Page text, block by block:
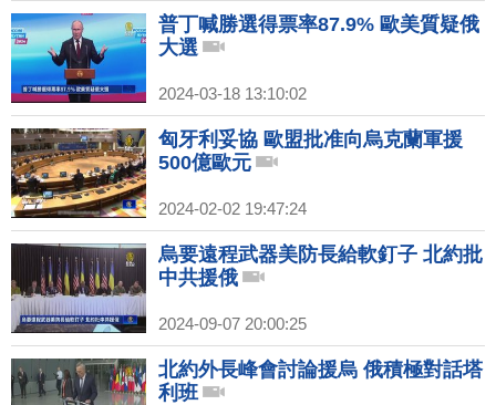
普丁喊勝選得票率87.9% 歐美質疑俄
大選
2024-03-18 13:10:02
匈牙利妥協 歐盟批准向烏克蘭軍援
500億歐元
2024-02-02 19:47:24
烏要遠程武器美防長給軟釘子 北約批
中共援俄
2024-09-07 20:00:25
北約外長峰會討論援烏 俄積極對話塔
利班